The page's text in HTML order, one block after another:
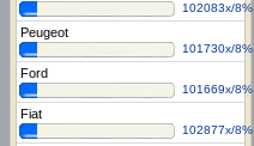
102083x/8%
Peugeot
101730x/8%
Ford
101669x/8%
Fiat
102877x/8%